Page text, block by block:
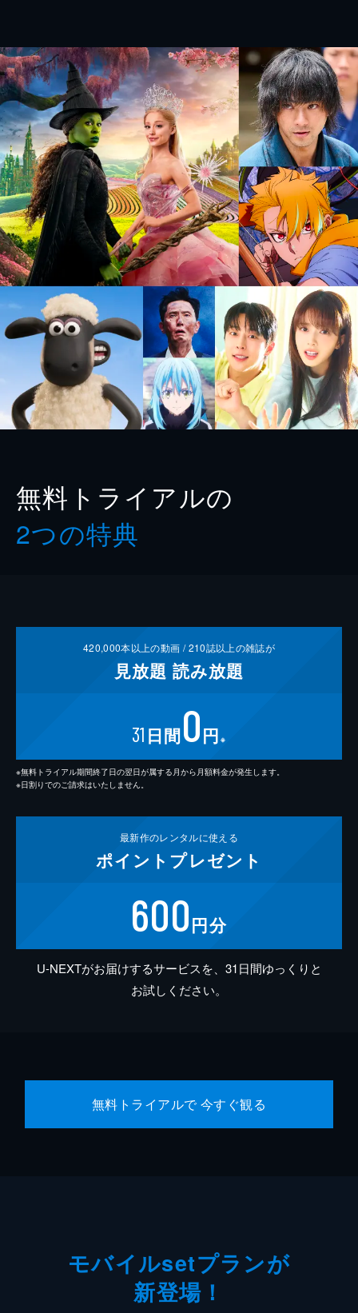
無料トライアルの
2つの特典
420,000本以上の動画 /210誌以上の雑誌が
見放題 読み放題
31 日間0円 ※
※無料トライアル期間終了日の翌日が属する月から月額料金が発生します。
※日割りでのご請求はいたしません。
最新作のレンタルに使える
ポイント プレゼント
600円分
U-NEXTがお届けするサービスを、31日間ゆっくりと
お試しください。
無料トライアルで 今すぐ観る
モバイルsetプランが
新登場！